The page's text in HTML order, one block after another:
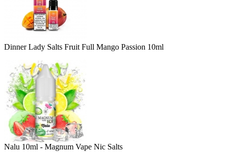
Dinner Lady Salts Fruit Full Mango Passion 10ml
Nalu 10ml - Magnum Vape Nic Salts